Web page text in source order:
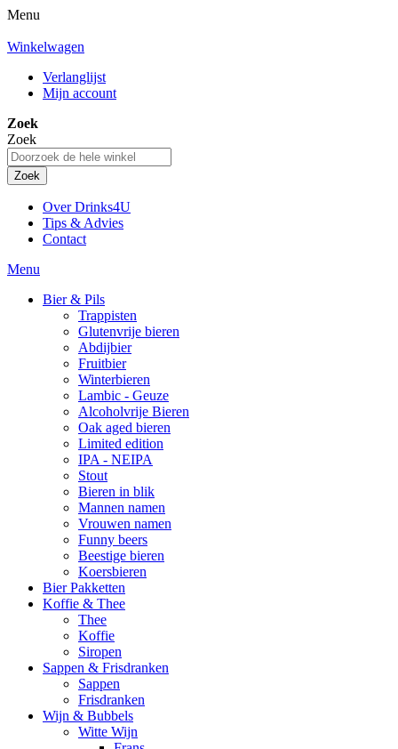
Menu
Winkelwagen
Verlanglijst
Mijn account
Zoek
Zoek
Zoek
Over Drinks4U
Tips & Advies
Contact
Menu
Bier & Pils
Trappisten
Glutenvrije bieren
Abdijbier
Fruitbier
Winterbieren
Lambic - Geuze
Alcoholvrije Bieren
Oak aged bieren
Limited edition
IPA - NEIPA
Stout
Bieren in blik
Mannen namen
Vrouwen namen
Funny beers
Beestige bieren
Koersbieren
Bier Pakketten
Koffie & Thee
Thee
Koffie
Siropen
Sappen & Frisdranken
Sappen
Frisdranken
Wijn & Bubbels
Witte Wijn